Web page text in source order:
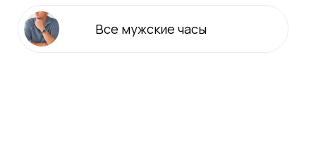
Все мужские часы